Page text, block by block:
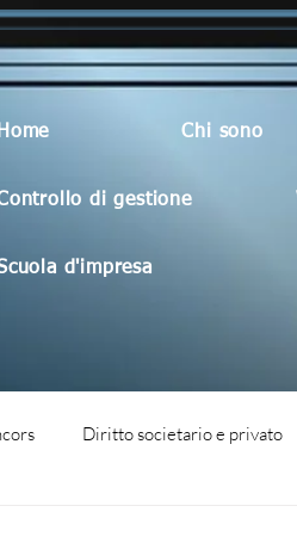
Home Chi sono
di gestione
d'impresa
Diritto societario e privato